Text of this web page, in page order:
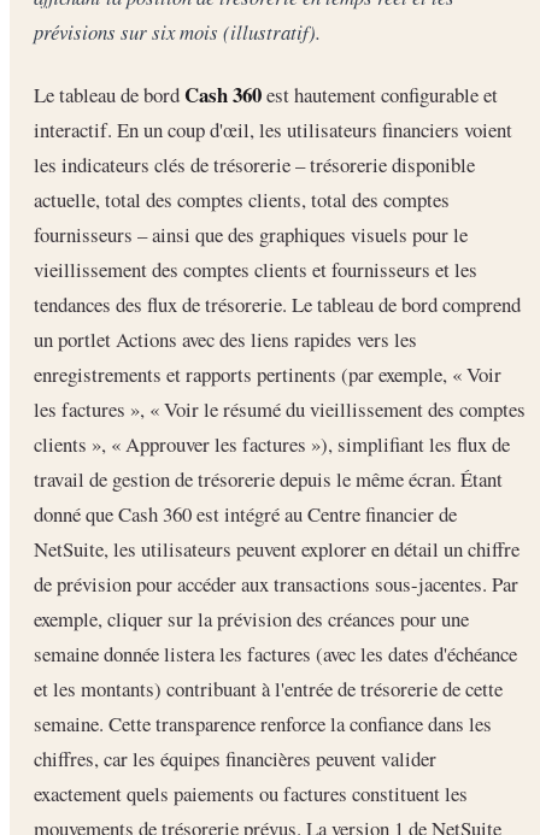
prévisions sur six mois (illustratif).
Le tableau de bordCash 360est hautement configurable et
interactif. En un coup d'œil, les utilisateurs financiers voient
les indicateurs clés de trésorerie – trésorerie disponible
actuelle, total des comptes clients, total des comptes
fournisseurs – ainsi que des graphiques visuels pour le
vieillissement des comptes clients et fournisseurs et les
tendances des flux de trésorerie. Le tableau de bord comprend
un portlet Actions avec des liens rapides vers les
enregistrements et rapports pertinents (par exemple, « Voir
les factures », « Voir le résumé du vieillissement des comptes
clients », « Approuver les factures »), simplifiant les flux de
travail de gestion de trésorerie depuis le même écran. Étant
donné que Cash 360 est intégré au Centre financier de
NetSuite, les utilisateurs peuvent explorer en détail un chiffre
de prévision pour accéder aux transactions sous-jacentes. Par
exemple, cliquer sur la prévision des créances pour une
semaine donnée listera les factures (avec les dates d'échéance
et les montants) contribuant à l'entrée de trésorerie de cette
semaine. Cette transparence renforce la confiance dans les
chiffres, car les équipes financières peuvent valider
exactement quels paiements ou factures constituent les
mouvements de trésorerie prévus. La version 1 de NetSuite